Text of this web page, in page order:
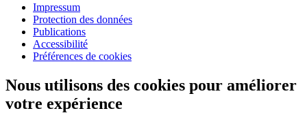
Impressum
Protection des données
Publications
Accessibilité
Préférences de cookies
Nous utilisons des cookies pour améliorer
votre expérience